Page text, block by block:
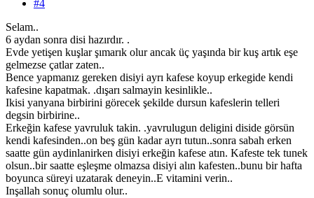
#4
Selam..
6 aydan sonra disi hazırdır. .
Evde yetişen kuşlar şımarık olur ancak üç yaşında bir kuş artık eşe
gelmezse çatlar zaten..
Bence yapmanız gereken disiyi ayrı kafese koyup erkegide kendi
kafesine kapatmak. .dışarı salmayin kesinlikle..
Ikisi yanyana birbirini görecek şekilde dursun kafeslerin telleri
degsin birbirine..
Erkeğin kafese yavruluk takin. .yavrulugun deligini diside görsün
kendi kafesinden..on beş gün kadar ayrı tutun..sonra sabah erken
saatte gün aydinlanirken disiyi erkeğin kafese atın. Kafeste tek tunek
olsun..bir saatte eşleşme olmazsa disiyi alın kafesten..bunu bir hafta
boyunca süreyi uzatarak deneyin..E vitamini verin..
Inşallah sonuç olumlu olur..